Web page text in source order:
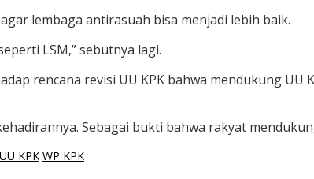
lembaga antirasuah bisa menjadi lebih baik.
LSM,” sebutnya lagi.
rencana revisi UU KPK bahwa mendukung UU
Sebagai bukti bahwa rakyat
KPK WP KPK